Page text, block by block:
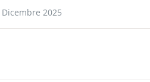
Dicembre 2025